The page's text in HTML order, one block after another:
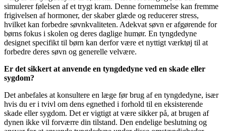
simulerer følelsen af et trygt kram. Denne fornemmelse kan fremme
frigivelsen af hormoner, der skaber glæde og reducerer stress,
hvilket kan forbedre søvnkvaliteten. Adekvat søvn er afgørende for
børns fokus i skolen og deres daglige humør. En tyngdedyne
designet specifikt til børn kan derfor være et nyttigt værktøj til at
forbedre deres søvn og generelle velvære.
Er det sikkert at anvende en tyngdedyne ved en skade eller
sygdom?
Det anbefales at konsultere en læge før brug af en tyngdedyne, især
hvis du er i tvivl om dens egnethed i forhold til en eksisterende
skade eller sygdom. Det er vigtigt at være sikker på, at brugen af
dynen ikke vil forværre din tilstand. Den endelige beslutning og